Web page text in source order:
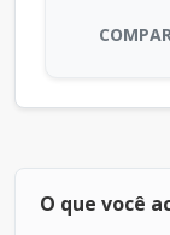
O que você